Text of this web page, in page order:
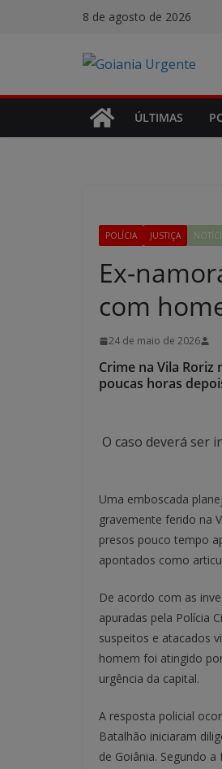
8 de agosto de 2026
ÚLTIMAS
POLÍCIA JUSTIÇA
Ex-
com
24 de maio de 2026
Crime na Vila
poucas horas
O caso deverá ser
Uma emboscada
gravemente ferido na
presos pouco tempo
apontados como
De acordo com as
apuradas pela Polícia
suspeitos e atacados
homem foi atingido
urgência da capital.
A resposta policial
Batalhão iniciaram
de Goiânia. Segundo